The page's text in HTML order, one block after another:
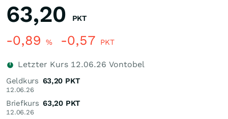
63,20 PKT
-0,89 % -0,57 PKT
Letzter Kurs 12.06.26 Vontobel
Geldkurs
12.06.26
63,20 PKT
Briefkurs
12.06.26
63,20 PKT